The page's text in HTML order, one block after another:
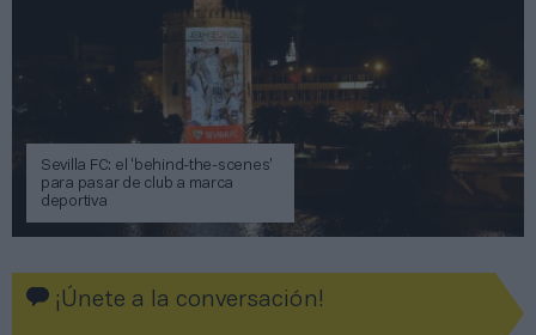
Sevilla FC: el ‘behind-the-scenes’
para pasar de club a marca
deportiva
¡Únete a la conversación!